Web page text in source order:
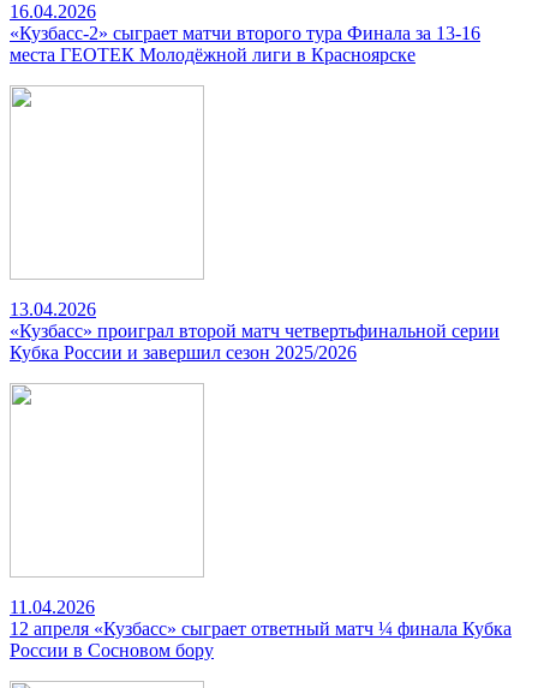
16.04.2026
«Кузбасс-2» сыграет матчи второго тура Финала за 13-16
места ГЕОТЕК Молодёжной лиги в Красноярске
13.04.2026
«Кузбасс» проиграл второй матч четвертьфинальной серии
Кубка России и завершил сезон 2025/2026
11.04.2026
12 апреля «Кузбасс» сыграет ответный матч ¼ финала Кубка
России в Сосновом бору